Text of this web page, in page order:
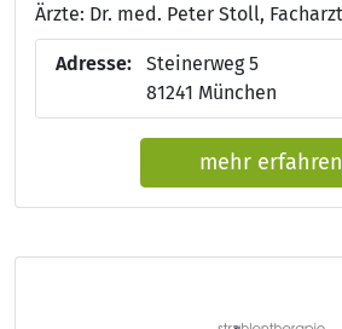
Adresse:
Steinerweg 5
81241 München
mehr erfahren